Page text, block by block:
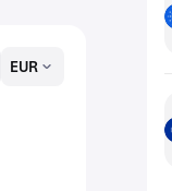
EUR